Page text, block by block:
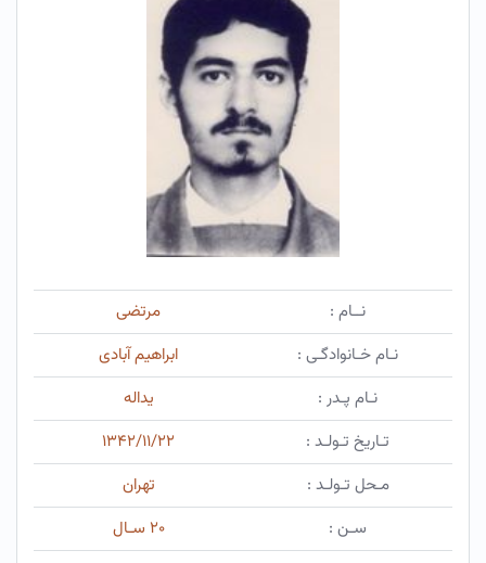
نــام :
مرتضی
نـام خـانوادگـی :
ابراهیم آبادی
نـام پـدر :
یداله
تـاریخ تـولـد :
۱۳۴۲/۱۱/۲۲
مـحل تـولـد :
تهران
سـن :
۲۰ سـال